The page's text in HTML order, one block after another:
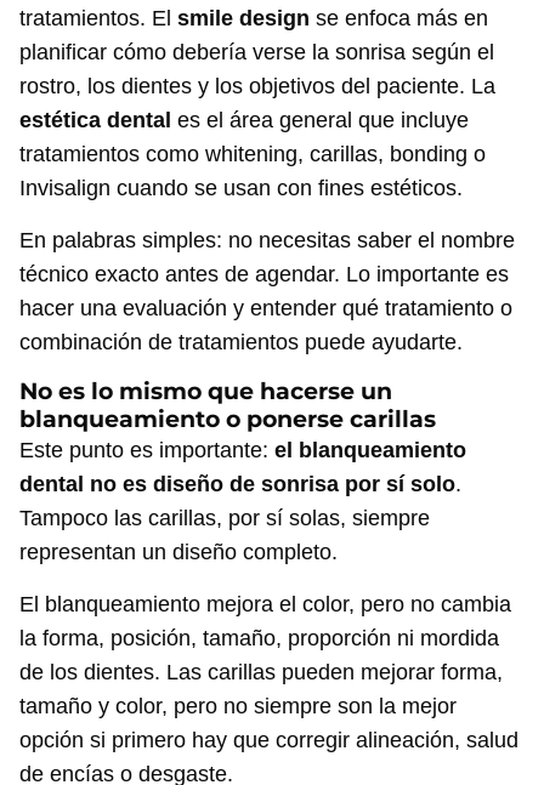
tratamientos. El smile design se enfoca más en
planificar cómo debería verse la sonrisa según el
rostro, los dientes y los objetivos del paciente. La
estética dental es el área general que incluye
tratamientos como whitening, carillas, bonding o
Invisalign cuando se usan con fines estéticos.
En palabras simples: no necesitas saber el nombre
técnico exacto antes de agendar. Lo importante es
hacer una evaluación y entender qué tratamiento o
combinación de tratamientos puede ayudarte.
No es lo mismo que hacerse un
blanqueamiento o ponerse carillas
Este punto es importante: el blanqueamiento
dental no es diseño de sonrisa por sí solo.
Tampoco las carillas, por sí solas, siempre
representan un diseño completo.
El blanqueamiento mejora el color, pero no cambia
la forma, posición, tamaño, proporción ni mordida
de los dientes. Las carillas pueden mejorar forma,
tamaño y color, pero no siempre son la mejor
opción si primero hay que corregir alineación, salud
de encías o desgaste.